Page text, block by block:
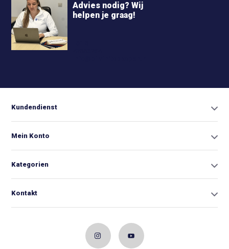
Advies nodig? Wij
helpen je graag!
Kundendienst
Mein Konto
Kategorien
Kontakt